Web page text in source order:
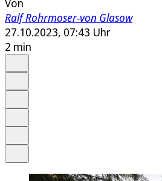
Von
Ralf Rohrmoser-von Glasow
27.10.2023, 07:43 Uhr
2 min